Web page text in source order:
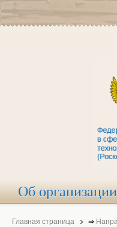
Об организации
Главная страница ⇒